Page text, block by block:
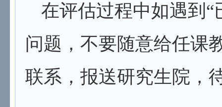
在评估过程中如遇到 “
问题，不要随意给任课
联系，报送研究生院，